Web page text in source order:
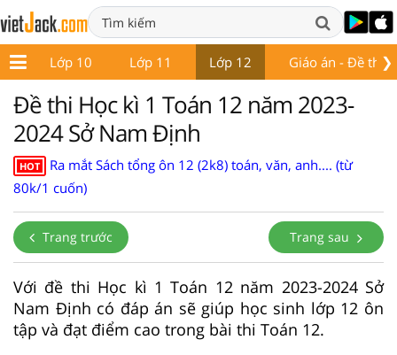
❯
9 Lớp 10 Lớp 11 Lớp 12 Giáo án - Đề thi
Đề thi Học kì 1 Toán 12 năm 2023-
2024 Sở Nam Định
HOT
Ra mắt Sách tổng ôn 12 (2k8) toán, văn, anh.... (từ
80k/1 cuốn)
Trang trước Trang sau
Với đề thi Học kì 1 Toán 12 năm 2023-2024 Sở
Nam Định có đáp án sẽ giúp học sinh lớp 12 ôn
tập và đạt điểm cao trong bài thi Toán 12.